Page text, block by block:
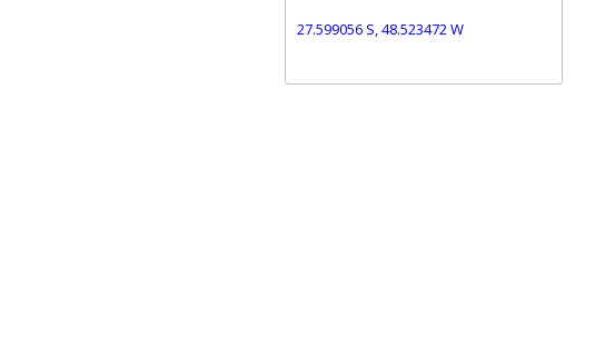
27.599056 S, 48.523472 W